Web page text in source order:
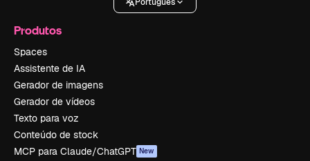
Produtos
Spaces
Assistente de IA
Gerador de imagens
Gerador de vídeos
Texto para voz
Conteúdo de stock
MCP para Claude/ChatGPT New